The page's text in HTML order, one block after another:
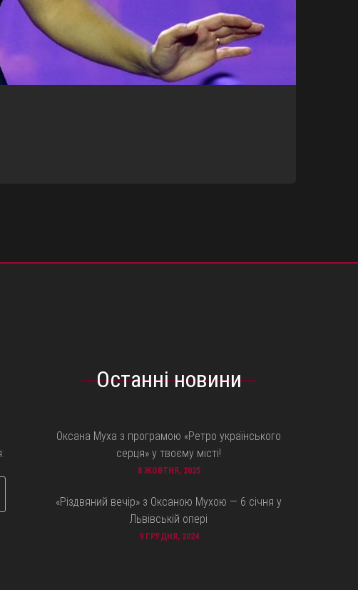
Останні новини
Оксана Муха з програмою «Ретро українського
серця» у твоєму місті!
8 ЖОВТНЯ, 2025
«Різдвяний вечір» з Оксаною Мухою — 6 січня у
Львівській опері
9 ГРУДНЯ, 2024